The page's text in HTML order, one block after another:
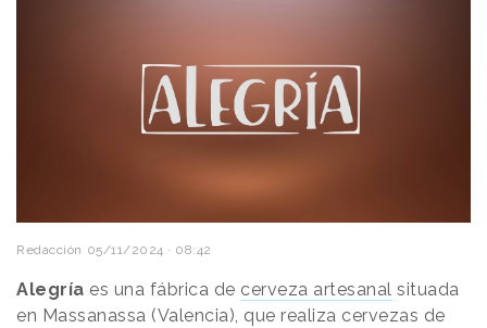
Redacción 05/11/2024 · 08:42
Alegría es una fábrica de cerveza artesanal situada
en Massanassa (Valencia), que realiza cervezas de